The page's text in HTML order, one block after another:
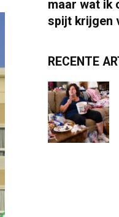
maar wat ik
spijt krijgen
RECENTE